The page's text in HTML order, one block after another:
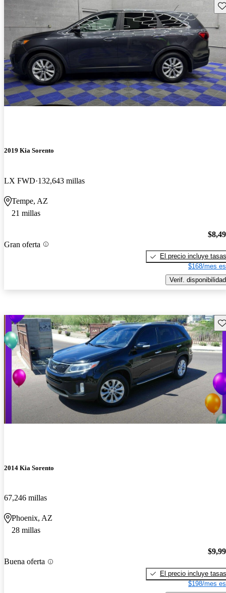
2019 Kia Sorento
LX FWD 132,643 millas
Tempe, AZ
21 millas
Gran oferta
El precio incluye tasas
$168/mes
Verif. disponibilidad
2014 Kia Sorento
67,246 millas
Phoenix, AZ
28 millas
Buena oferta
El precio incluye tasas
$198/mes